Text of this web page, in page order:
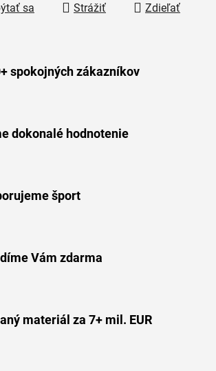
sa Strážiť Zdieľať
spokojných zákazníkov
dokonalé hodnotenie
šport
Vám zdarma
materiál za 7+ mil. EUR